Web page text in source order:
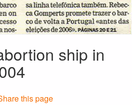
ship in
this page